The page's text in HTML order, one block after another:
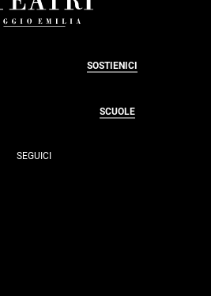
SOSTIENICI
SCUOLE
SEGUICI